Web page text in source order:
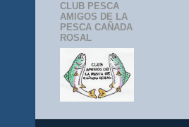
CLUB PESCA
AMIGOS DE LA
PESCA CAÑADA
ROSAL